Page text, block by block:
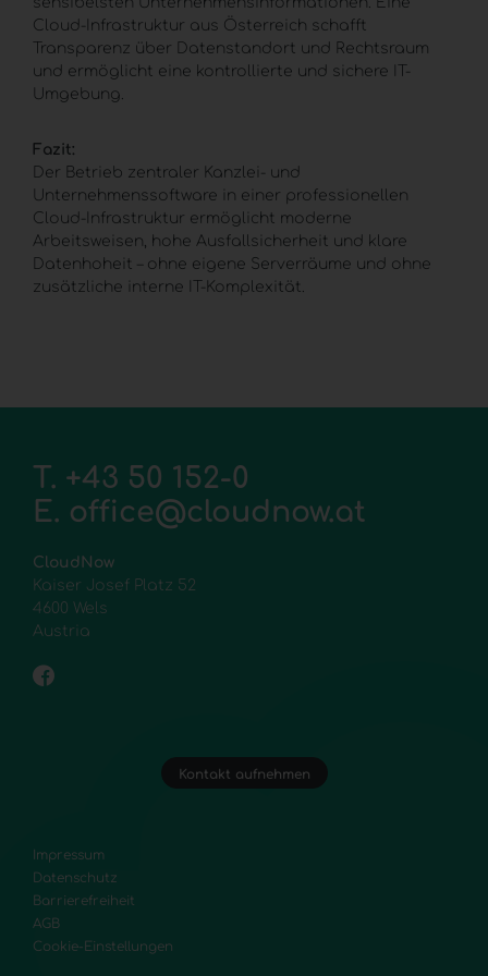
Cloud-Infrastruktur aus Österreich schafft
Transparenz über Datenstandort und Rechtsraum
und ermöglicht eine kontrollierte und sichere IT-
Umgebung.
Fazit:
Der Betrieb zentraler Kanzlei- und
Unternehmenssoftware in einer professionellen
Cloud-Infrastruktur ermöglicht moderne
Arbeitsweisen, hohe Ausfallsicherheit und klare
Datenhoheit – ohne eigene Serverräume und ohne
zusätzliche interne IT-Komplexität.
T. +43 50 152-0
E. office@cloudnow.at
CloudNow
Kaiser Josef Platz 52
4600 Wels
Austria
Kontakt aufnehmen
Impressum
Datenschutz
Barrierefreiheit
AGB
Cookie-Einstellungen